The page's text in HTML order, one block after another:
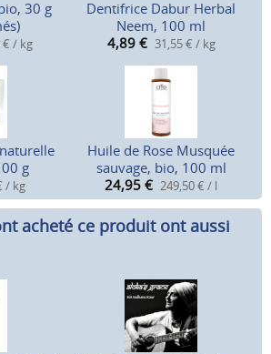
30 g
€ / kg
Dentifrice Dabur Herbal
Neem, 100 ml
4,89 € 31,55 € / kg
g
/ kg
Huile de Rose Musquée
sauvage, bio, 100 ml
24,95 € 249,50 € / l
acheté ce produit ont aussi